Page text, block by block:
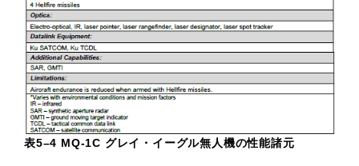
表5–4 MQ-1C グレイ・イーグル無人機の性能諸元